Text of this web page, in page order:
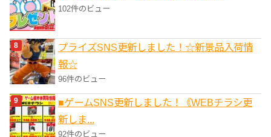
102件のビュー
プライズSNS更新しました！☆新景品入荷情
報☆
96件のビュー
■ゲームSNS更新しました！《WEBチラシ更
新しま...
92件のビュー